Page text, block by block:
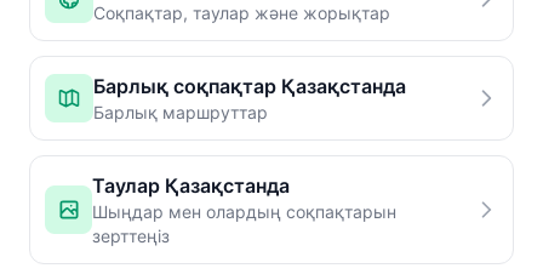
Соқпақтар, таулар және жорықтар
Барлық соқпақтар Қазақстанда
Барлық маршруттар
Таулар Қазақстанда
Шыңдар мен олардың соқпақтарын
зерттеңіз